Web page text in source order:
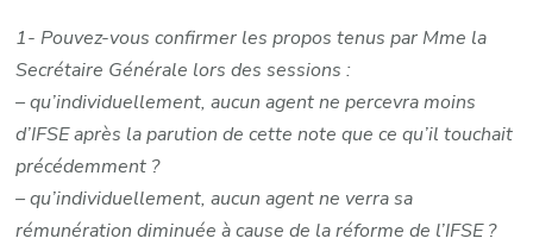
1- Pouvez-vous confirmer les propos tenus par Mme la
Secrétaire Générale lors des sessions :
– qu’individuellement, aucun agent ne percevra moins
d’IFSE après la parution de cette note que ce qu’il touchait
précédemment ?
– qu’individuellement, aucun agent ne verra sa
rémunération diminuée à cause de la réforme de l’IFSE ?